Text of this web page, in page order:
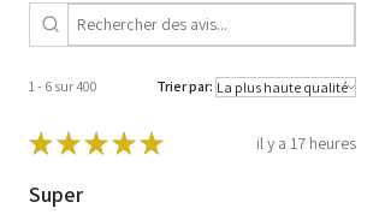
1 - 6 sur 400 Trier par:
★★★★★ il y a 17 heures
Super